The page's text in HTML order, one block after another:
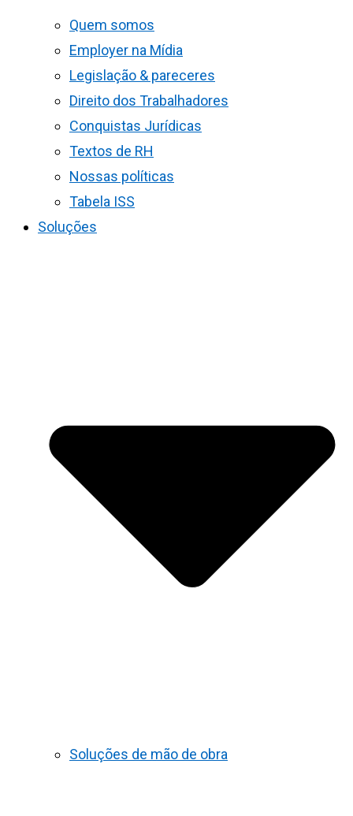
Quem somos
Employer na Mídia
Legislação & pareceres
Direito dos Trabalhadores
Conquistas Jurídicas
Textos de RH
Nossas políticas
Tabela ISS
Soluções
Soluções de mão de obra